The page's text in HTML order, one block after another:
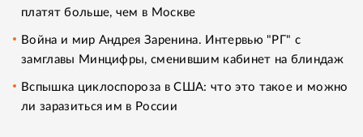
платят больше, чем в Москве
Война и мир Андрея Заренина. Интервью "РГ" с
замглавы Минцифры, сменившим кабинет на блиндаж
Вспышка циклоспороза в США: что это такое и можно
ли заразиться им в России